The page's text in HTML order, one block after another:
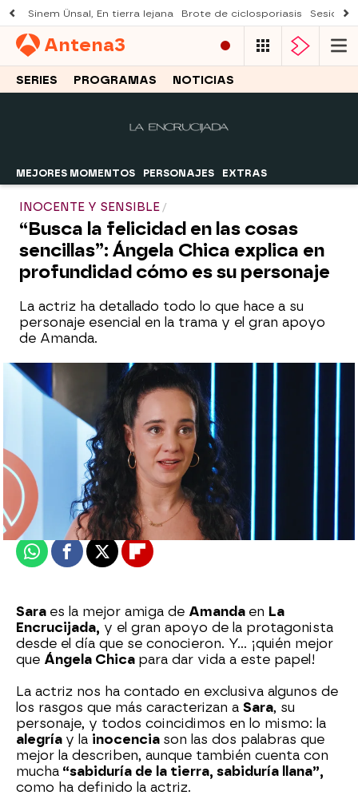
Sinem Ünsal, En tierra lejana Brote de ciclosporiasis Sesión
Antena3
SERIES PROGRAMAS NOTICIAS
MEJORES MOMENTOS PERSONAJES EXTRAS
INOCENTE Y SENSIBLE
“Busca la felicidad en las cosas
sencillas”: Ángela Chica explica en
profundidad cómo es su personaje
La actriz ha detallado todo lo que hace a su
personaje esencial en la trama y el gran apoyo
de Amanda.
Eire García Arbaizar |
Cristian García
Publicado:12 de agosto de 2025, 17:55
WhatsappFacebook
X Flipboard
Sara es la mejor amiga de Amanda en La
Encrucijada, y el gran apoyo de la protagonista
desde el día que se conocieron. Y… ¡quién mejor
que Ángela Chica para dar vida a este papel!
La actriz nos ha contado en exclusiva algunos de
los rasgos que más caracterizan a Sara, su
personaje, y todos coincidimos en lo mismo: la
alegría y la inocencia son las dos palabras que
mejor la describen, aunque también cuenta con
mucha “sabiduría de la tierra, sabiduría llana”,
como ha definido la actriz.